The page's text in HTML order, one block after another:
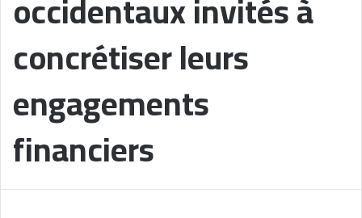
concrétiser leurs
engagements
financiers